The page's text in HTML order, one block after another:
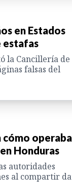
en Estados
estafas
la Cancillería de
falsas del
cómo operaba
Honduras
autoridades
al compartir